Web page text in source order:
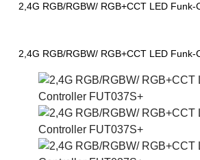
2,4G RGB/RGBW/ RGB+CCT LED
2,4G RGB/RGBW/ RGB+CCT LED